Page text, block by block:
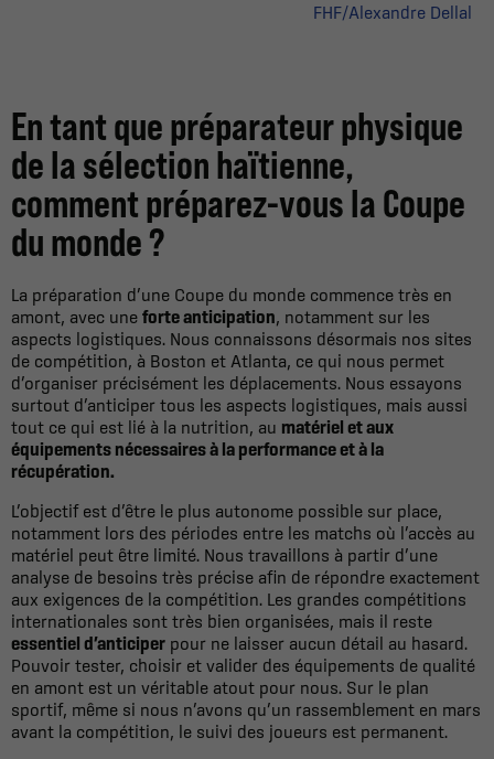
FHF/Alexandre Dellal
En tant que préparateur physique
de la sélection haïtienne,
comment préparez-vous la Coupe
du monde ?
La préparation d’une Coupe du monde commence très en
amont, avec une forte anticipation, notamment sur les
aspects logistiques. Nous connaissons désormais nos sites
de compétition, à Boston et Atlanta, ce qui nous permet
d’organiser précisément les déplacements. Nous essayons
surtout d’anticiper tous les aspects logistiques, mais aussi
tout ce qui est lié à la nutrition, au matériel et aux
équipements nécessaires à la performance et à la
récupération.
L’objectif est d’être le plus autonome possible sur place,
notamment lors des périodes entre les matchs où l’accès au
matériel peut être limité. Nous travaillons à partir d’une
analyse de besoins très précise afin de répondre exactement
aux exigences de la compétition. Les grandes compétitions
internationales sont très bien organisées, mais il reste
essentiel d’anticiper pour ne laisser aucun détail au hasard.
Pouvoir tester, choisir et valider des équipements de qualité
en amont est un véritable atout pour nous. Sur le plan
sportif, même si nous n’avons qu’un rassemblement en mars
avant la compétition, le suivi des joueurs est permanent.